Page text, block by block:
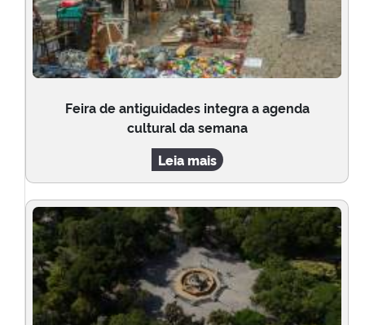
Feira de antiguidades integra a agenda
cultural da semana
Leia mais